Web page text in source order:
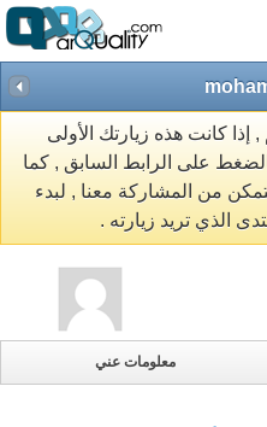
, إذا كانت هذه زيارتك الأولى
على الرابط السابق , كما
من المشاركة معنا , لبدء
الذي تريد زيارته .
معلومات عني